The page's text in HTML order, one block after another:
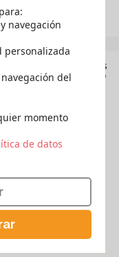
creativos para niños
el proyecto
de
variados y
y pequeños!
de todo tipo,
la pirograbado, la
a los
las
un juego de niños
Puedes elegir un
o hacer una
Y GRANDES
HASTA LA
navegación
personalizada
del
momento
de datos